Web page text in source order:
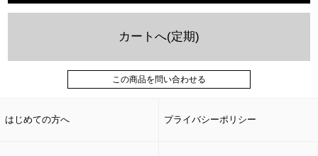
カートへ(定期)
この商品を問い合わせる
はじめての方へ プライバシーポリシー